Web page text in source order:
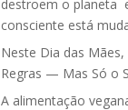
destroem o planeta
consciente está
Neste Dia das Mães,
Regras — Mas Só o
A alimentação